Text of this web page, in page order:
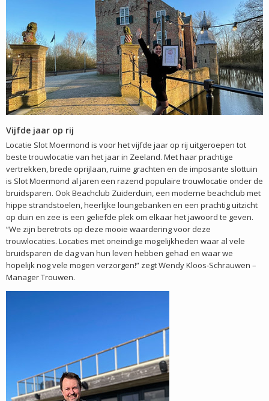
Vijfde jaar op rij
Locatie Slot Moermond is voor het vijfde jaar op rij uitgeroepen tot
beste trouwlocatie van het jaar in Zeeland. Met haar prachtige
vertrekken, brede oprijlaan, ruime grachten en de imposante slottuin
is Slot Moermond al jaren een razend populaire trouwlocatie onder de
bruidsparen. Ook Beachclub Zuiderduin, een moderne beachclub met
hippe strandstoelen, heerlijke loungebanken en een prachtig uitzicht
op duin en zee is een geliefde plek om elkaar het jawoord te geven.
“We zijn beretrots op deze mooie waardering voor deze
trouwlocaties. Locaties met oneindige mogelijkheden waar al vele
bruidsparen de dag van hun leven hebben gehad en waar we
hopelijk nog vele mogen verzorgen!” zegt Wendy Kloos-Schrauwen –
Manager Trouwen.